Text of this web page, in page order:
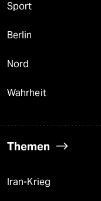
Sport
Berlin
Nord
Wahrheit
Themen
Iran-Krieg